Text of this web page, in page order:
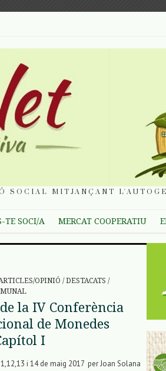
SOCIAL MITJANÇANT
TE SOCI/A MERCAT COOPERATIU
OPINIÓ / DESTACATS /
la IV Conferència
de Monedes
I
i 14 de maig 2017 per Joan Solana